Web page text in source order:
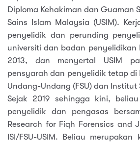
Diploma Kehakiman dan Guaman
Sains Islam Malaysia (USIM).
penyelidik dan perunding
universiti dan badan penyelidikan
2013, dan menyertal USIM
pensyarah dan penyelidik tetap di
Undang-Undang (FSU) dan Institut
Sejak 2019 sehingga kini,
penyelidik dan pengasas
Research for Fiqh Forensics and
ISI/FSU-USIM. Beliau